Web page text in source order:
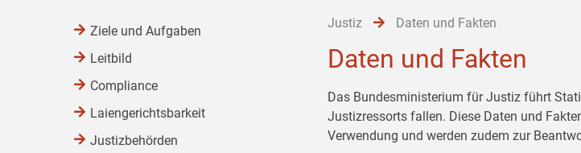
Justiz Daten und Fakten
Daten und Fakten
Das Bundesministerium für Justiz führt
Justizressorts fallen. Diese Daten und
Verwendung und werden zudem zur
Ziele und Aufgaben
Leitbild
Compliance
Laiengerichtsbarkeit
Justizbehörden